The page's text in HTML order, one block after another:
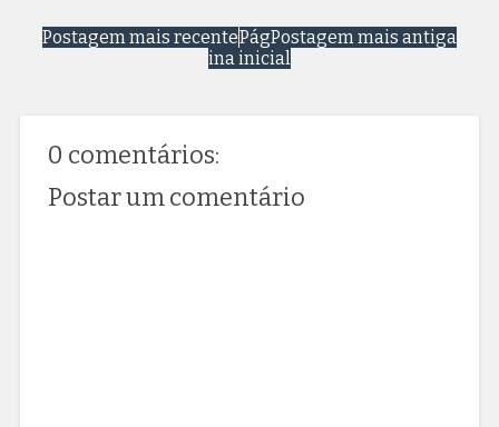
Postagem mais recente Postagem mais antiga
Pág
ina inicial
0 comentários:
Postar um comentário